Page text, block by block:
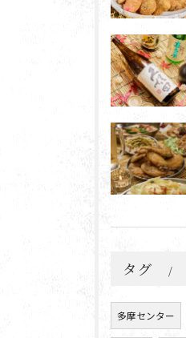
タグ
多摩センター